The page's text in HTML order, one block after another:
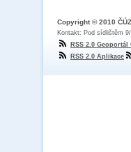
Copyright © 2010
Kontakt: Pod sídlištěm
RSS 2.0 Geoportál
RSS 2.0 Aplikace